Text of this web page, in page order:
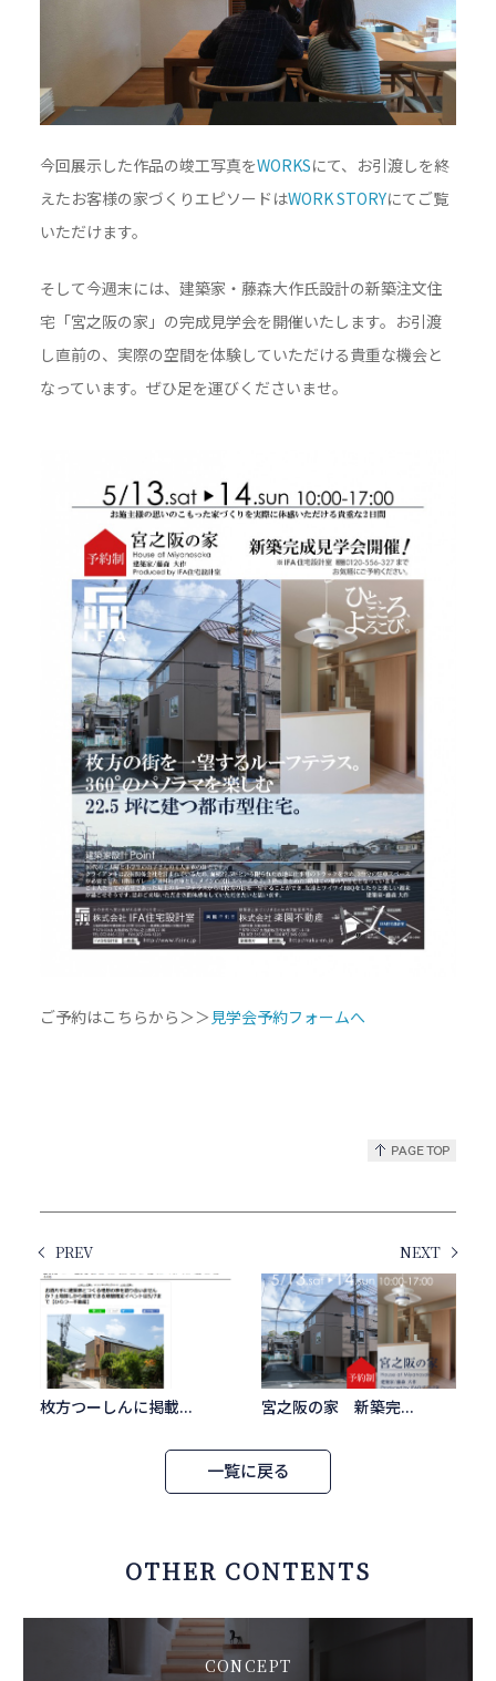
今回展示した作品の竣工写真をWORKSにて、お引渡しを終
えたお客様の家づくりエピソードはWORK STORYにてご覧
いただけます。
そして今週末には、建築家・藤森大作氏設計の新築注文住
宅「宮之阪の家」の完成見学会を開催いたします。お引渡
し直前の、実際の空間を体験していただける貴重な機会と
なっています。ぜひ足を運びくださいませ。
ご予約はこちらから＞＞見学会予約フォームへ
PREV
枚方つーしんに掲載...
NEXT
宮之阪の家 新築完...
一覧に戻る
OTHER CONTENTS
CONCEPT